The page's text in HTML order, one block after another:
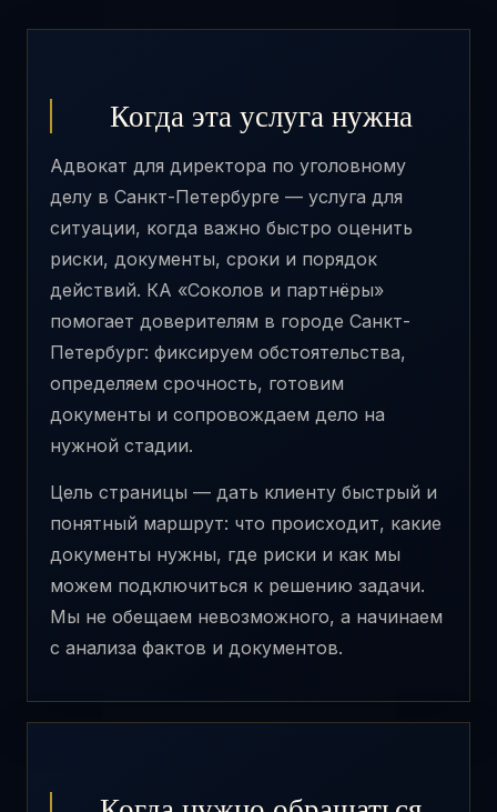
Когда эта услуга нужна
Адвокат для директора по уголовному
делу в Санкт-Петербурге — услуга для
ситуации, когда важно быстро оценить
риски, документы, сроки и порядок
действий. КА «Соколов и партнёры»
помогает доверителям в городе Санкт-
Петербург: фиксируем обстоятельства,
определяем срочность, готовим
документы и сопровождаем дело на
нужной стадии.
Цель страницы — дать клиенту быстрый и
понятный маршрут: что происходит, какие
документы нужны, где риски и как мы
можем подключиться к решению задачи.
Мы не обещаем невозможного, а начинаем
с анализа фактов и документов.